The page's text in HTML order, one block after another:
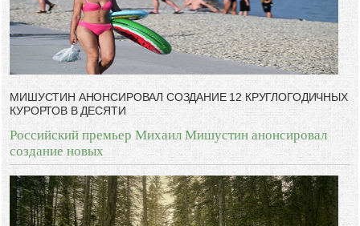
-- Люблю давать советы и очень не люблю, когда их дают мне.
МИШУСТИН АНОНСИРОВАЛ СОЗДАНИЕ 12 КРУГЛОГОДИЧНЫХ
КУРОРТОВ В ДЕСЯТИ
Российский премьер Михаил Мишустин анонсировал
создание новых